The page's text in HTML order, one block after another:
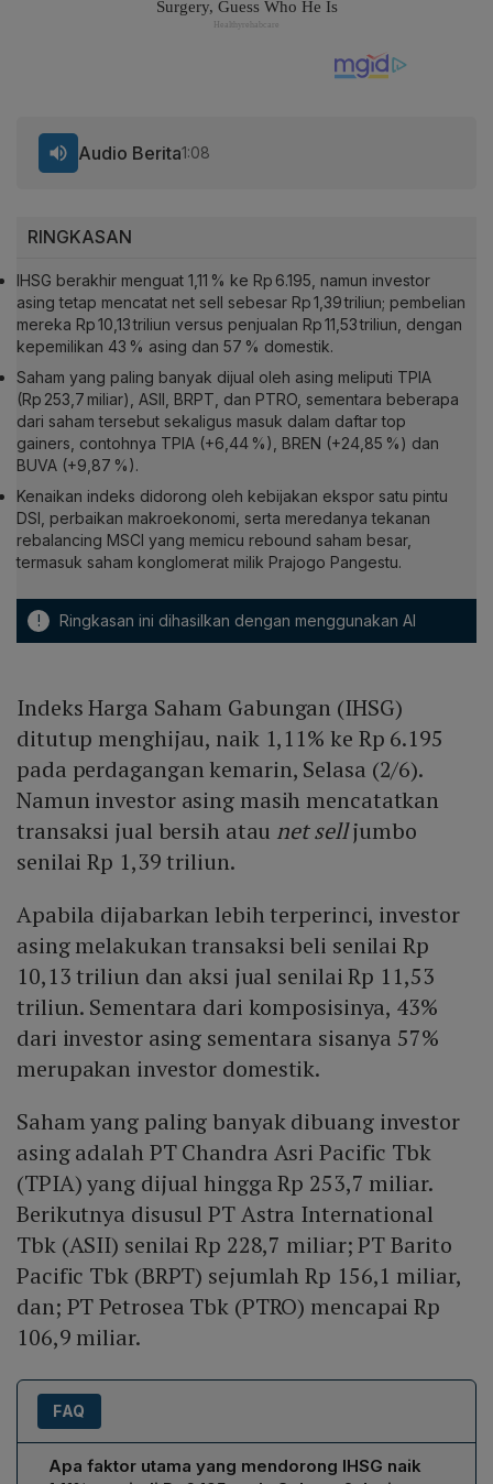
RINGKASAN
IHSG berakhir menguat 1,11 % ke Rp 6.195, namun investor
asing tetap mencatat net sell sebesar Rp 1,39 triliun; pembelian
mereka Rp 10,13 triliun versus penjualan Rp 11,53 triliun, dengan
kepemilikan 43 % asing dan 57 % domestik.
Saham yang paling banyak dijual oleh asing meliputi TPIA
(Rp 253,7 miliar), ASII, BRPT, dan PTRO, sementara beberapa
dari saham tersebut sekaligus masuk dalam daftar top
gainers, contohnya TPIA (+6,44 %), BREN (+24,85 %) dan
BUVA (+9,87 %).
Kenaikan indeks didorong oleh kebijakan ekspor satu pintu
DSI, perbaikan makroekonomi, serta meredanya tekanan
rebalancing MSCI yang memicu rebound saham besar,
termasuk saham konglomerat milik Prajogo Pangestu.
! Ringkasan ini dihasilkan dengan menggunakan AI
Audio Berita1:08
Indeks Harga Saham Gabungan (IHSG)
ditutup menghijau, naik 1,11% ke Rp 6.195
pada perdagangan kemarin, Selasa (2/6).
Namun investor asing masih mencatatkan
transaksi jual bersih atau net selljumbo
senilai Rp 1,39 triliun.
Apabila dijabarkan lebih terperinci, investor
asing melakukan transaksi beli senilai Rp
10,13 triliun dan aksi jual senilai Rp 11,53
triliun. Sementara dari komposisinya, 43%
dari investor asing sementara sisanya 57%
merupakan investor domestik.
Saham yang paling banyak dibuang investor
asing adalah PT Chandra Asri Pacific Tbk
(TPIA) yang dijual hingga Rp 253,7 miliar.
Berikutnya disusul PT Astra International
Tbk (ASII) senilai Rp 228,7 miliar; PT Barito
Pacific Tbk (BRPT) sejumlah Rp 156,1 miliar,
dan; PT Petrosea Tbk (PTRO) mencapai Rp
106,9 miliar.
FAQ
Apa faktor utama yang mendorong IHSG naik